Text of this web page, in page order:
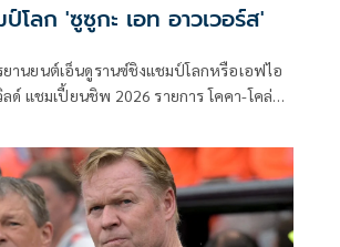
โลก 'ซูซูกะ เอท อาวเวอร์ส'
ยานยนต์เอ็นดูรานซ์ชิงแชมป์โลกหรือเอฟไอ
ลด์ แชมเปี้ยนชิพ 2026 รายการ โคคา-โคล่า
ฎาคม ณ สนามซูซูกะ เซอร์กิต ประเทศญี่ปุ่น
งแรกในประวัติศาสตร์ที่มีนักแข่งไทยจาก
ทยแลนด์” เข้าร่วมการแข่งขันพร้อมกันถึง 2 คน
เกียรติ จันทรา และ “ชิพ” นครินทร์ อธิรัฐภูว